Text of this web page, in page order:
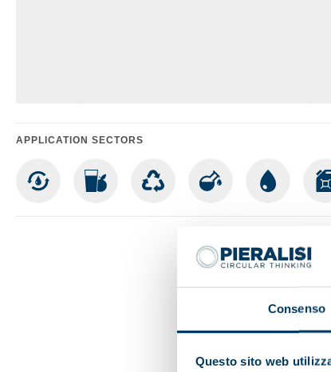
Consenso
Questo sito web
APPLICATION SECTORS